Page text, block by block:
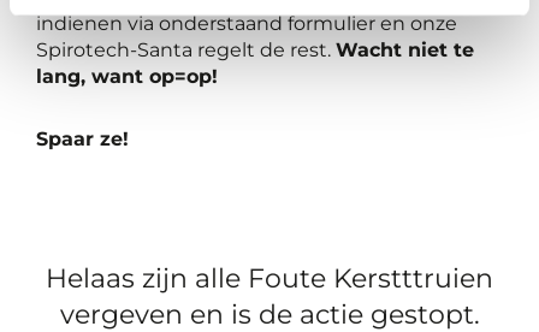
indienen via onderstaand formulier en onze
Spirotech-Santa regelt de rest. Wacht niet te
lang, want op=op!
Spaar ze!
Helaas zijn alle Foute Kerstttruien
vergeven en is de actie gestopt.